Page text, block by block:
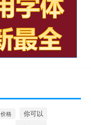
价格 你可以